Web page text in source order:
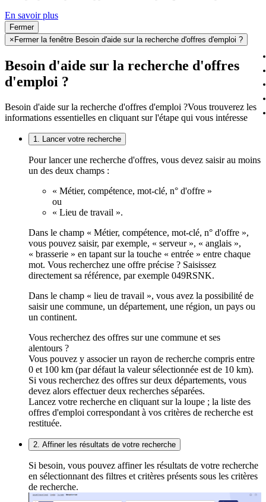
En savoir plus
Fermer
× Fermer la fenêtre Besoin d'aide sur la recherche d'offres d'emploi ?
Besoin d'aide sur la recherche d'offres
d'emploi ?
Besoin d'aide sur la recherche d'offres d'emploi ?Vous trouverez les
informations essentielles en cliquant sur l'étape qui vous intéresse
1. Lancer votre recherche
Pour lancer une recherche d'offres, vous devez saisir au moins
un des deux champs :
« Métier, compétence, mot-clé, n° d'offre »
ou
« Lieu de travail ».
Dans le champ « Métier, compétence, mot-clé, n° d'offre »,
vous pouvez saisir, par exemple, « serveur », « anglais »,
« brasserie » en tapant sur la touche « entrée » entre chaque
mot. Vous recherchez une offre précise ? Saisissez
directement sa référence, par exemple 049RSNK.
Dans le champ « lieu de travail », vous avez la possibilité de
saisir une commune, un département, une région, un pays ou
un continent.
Vous recherchez des offres sur une commune et ses
alentours ?
Vous pouvez y associer un rayon de recherche compris entre
0 et 100 km (par défaut la valeur sélectionnée est de 10 km).
Si vous recherchez des offres sur deux départements, vous
devez alors effectuer deux recherches séparées.
Lancez votre recherche en cliquant sur la loupe ; la liste des
offres d'emploi correspondant à vos critères de recherche est
restituée.
2. Affiner les résultats de votre recherche
Si besoin, vous pouvez affiner les résultats de votre recherche
en sélectionnant des filtres et critères présents sous les critères
de recherche.